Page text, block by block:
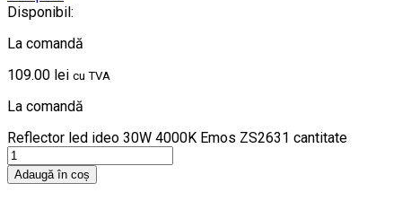
Disponibil:
La comandă
109.00 lei cu TVA
La comandă
Reflector led ideo 30W 4000K Emos ZS2631 cantitate
Adaugă în coș